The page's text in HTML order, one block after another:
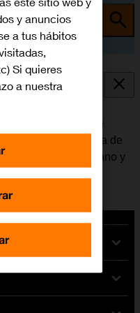
segundo plano
del todo cuando se
se cierran de la lista de
en segundo plano y
y anuncios
a tus hábitos
Si quieres
a nuestra